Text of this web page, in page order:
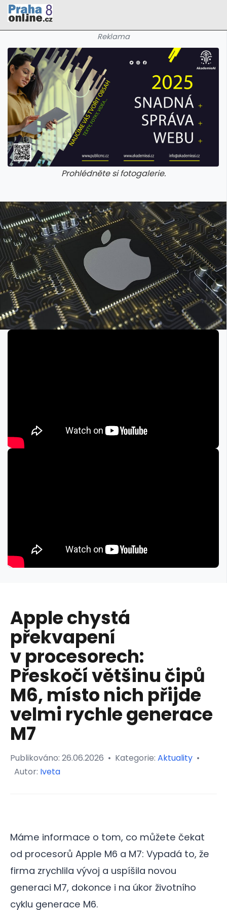
Reklama
Prohlédněte si fotogalerie.
Apple chystá
překvapení
v procesorech:
Přeskočí většinu čipů
M6, místo nich přijde
velmi rychle generace
M7
Publikováno: 26.06.2026 • Kategorie: Aktuality •
Autor: Iveta
Máme informace o tom, co můžete čekat
od procesorů Apple M6 a M7: Vypadá to, že
firma zrychlila vývoj a uspíšila novou
generaci M7, dokonce i na úkor životního
cyklu generace M6.